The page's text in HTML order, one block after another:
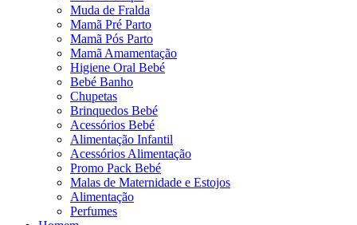
Muda de Fralda
Mamã Pré Parto
Mamã Pós Parto
Mamã Amamentação
Higiene Oral Bebé
Bebé Banho
Chupetas
Brinquedos Bebé
Acessórios Bebé
Alimentação Infantil
Acessórios Alimentação
Promo Pack Bebé
Malas de Maternidade e Estojos
Alimentação
Perfumes